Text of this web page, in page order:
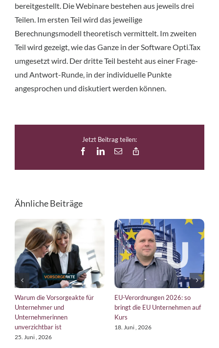
bereitgestellt. Die Webinare bestehen aus jeweils drei
Teilen. Im ersten Teil wird das jeweilige
Berechnungsmodell theoretisch vermittelt. Im zweiten
Teil wird gezeigt, wie das Ganze in der Software Opti.Tax
umgesetzt wird. Der dritte Teil besteht aus einer Frage-
und Antwort-Runde, in der individuelle Punkte
angesprochen und diskutiert werden können.
Jetzt Beitrag teilen:
FacebookLinkedIn
E-
Ähnliche Beiträge
Warum die Vorsorgeakte für
Unternehmer und
Unternehmerinnen
unverzichtbar ist
25. Juni , 2026
EU-Verordnungen 2026: so
bringt die EU Unternehmen auf
Kurs
18. Juni , 2026